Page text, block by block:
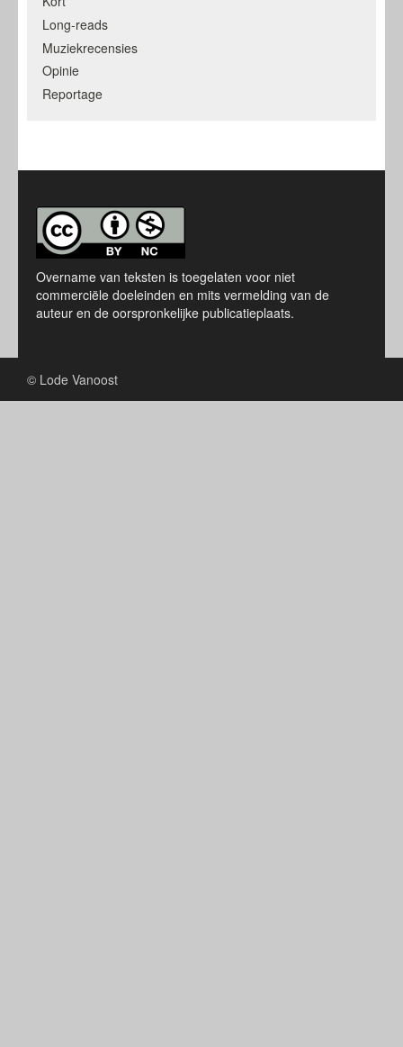
Long-reads
Muziekrecensies
Opinie
Reportage
Overname van teksten is toegelaten voor niet
commerciële doeleinden en mits vermelding van de
auteur en de oorspronkelijke publicatieplaats.
© Lode Vanoost